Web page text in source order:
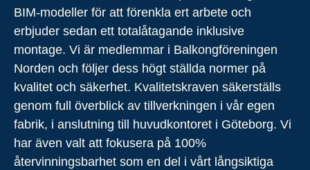
BIM-modeller för att förenkla ert arbete och
erbjuder sedan ett totalåtagande inklusive
montage. Vi är medlemmar i Balkongföreningen
Norden och följer dess högt ställda normer på
kvalitet och säkerhet. Kvalitetskraven säkerställs
genom full överblick av tillverkningen i vår egen
fabrik, i anslutning till huvudkontoret i Göteborg. Vi
har även valt att fokusera på 100%
återvinningsbarhet som en del i vårt långsiktiga